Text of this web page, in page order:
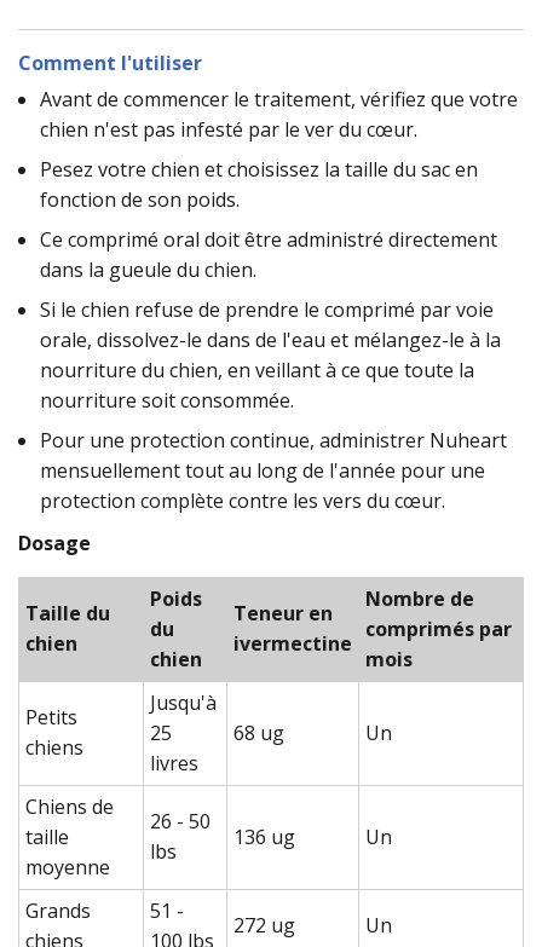
Comment l'utiliser
Avant de commencer le traitement, vérifiez que votre
chien n'est pas infesté par le ver du cœur.
Pesez votre chien et choisissez la taille du sac en
fonction de son poids.
Ce comprimé oral doit être administré directement
dans la gueule du chien.
Si le chien refuse de prendre le comprimé par voie
orale, dissolvez-le dans de l'eau et mélangez-le à la
nourriture du chien, en veillant à ce que toute la
nourriture soit consommée.
Pour une protection continue, administrer Nuheart
mensuellement tout au long de l'année pour une
protection complète contre les vers du cœur.
Dosage
Taille du
chien
Poids
du
chien
Teneur en
ivermectine
Nombre de
comprimés par
mois
Petits
chiens
Jusqu'à
25
livres
68 ug Un
Chiens de
taille
moyenne
26 - 50
lbs
136 ug Un
Grands
chiens
51 -
100 lbs
272 ug Un